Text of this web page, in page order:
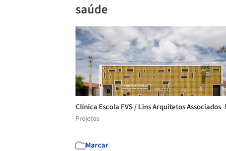
saúde
Clínica Escola FVS / Lins Arquitetos Associados
Projetos
Marcar